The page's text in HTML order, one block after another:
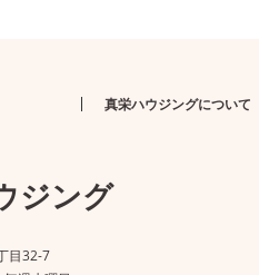
真栄ハウジングについて
ジング
目32-7